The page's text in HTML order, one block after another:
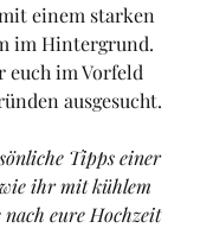
einem starken
im Hintergrund.
euch im Vorfeld
ausgesucht.
Tipps einer
ihr mit kühlem
eure Hochzeit